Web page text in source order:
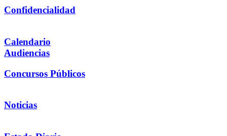
Confidencialidad
Calendario
Audiencias
Concursos Públicos
Noticias